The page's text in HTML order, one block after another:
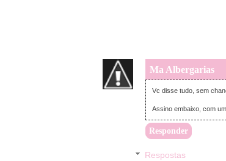
Ma Albergarias
Vc disse tudo, sem
Assino embaixo, com
Responder
Respostas